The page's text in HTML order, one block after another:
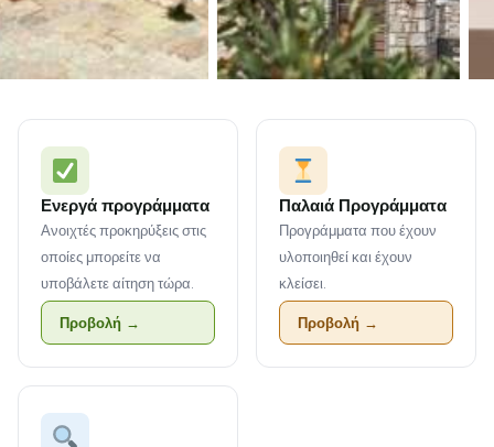
Ενεργά προγράμματα
Ανοιχτές προκηρύξεις στις
οποίες μπορείτε να
υποβάλετε αίτηση τώρα.
Προβολή →
Παλαιά Προγράμματα
Προγράμματα που έχουν
υλοποιηθεί και έχουν
κλείσει.
Προβολή →